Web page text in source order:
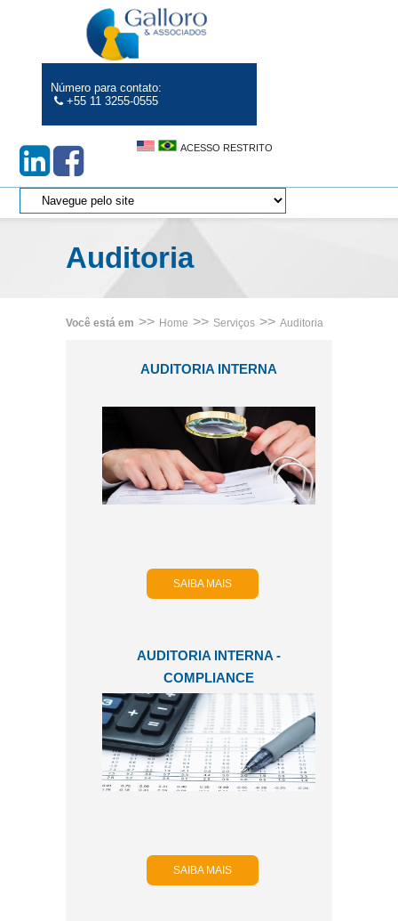
Número para contato:
+55 11 3255-0555
ACESSO RESTRITO
Auditoria
Você está em >> Home >> Serviços >> Auditoria
AUDITORIA INTERNA
SAIBA MAIS
AUDITORIA INTERNA -
COMPLIANCE
SAIBA MAIS